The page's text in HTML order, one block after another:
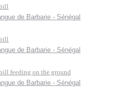
de Barbarie - Sénégal
de Barbarie - Sénégal
feeding on the ground
de Barbarie - Sénégal